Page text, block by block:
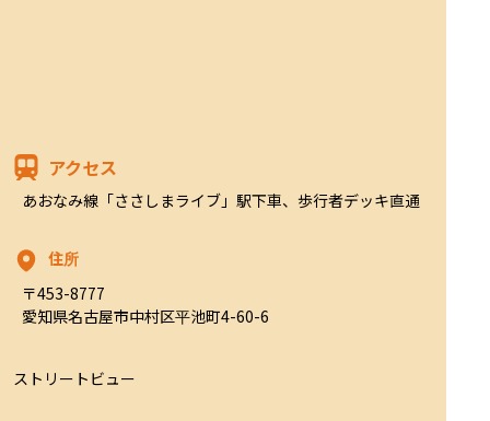
アクセス
あおなみ線「ささしまライブ」駅下車、歩行者デッキ直通
住所
〒453-8777
愛知県名古屋市中村区平池町4-60-6
ストリートビュー